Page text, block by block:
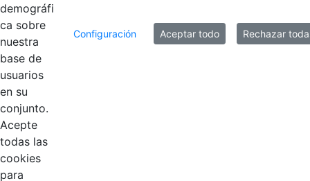
Vuson.svg Hace 3 años
demográfi
ca sobre
nuestra
base de
usuarios
en su
conjunto.
Acepte
todas las
cookies
para
Configuración Aceptar todo Rechazar